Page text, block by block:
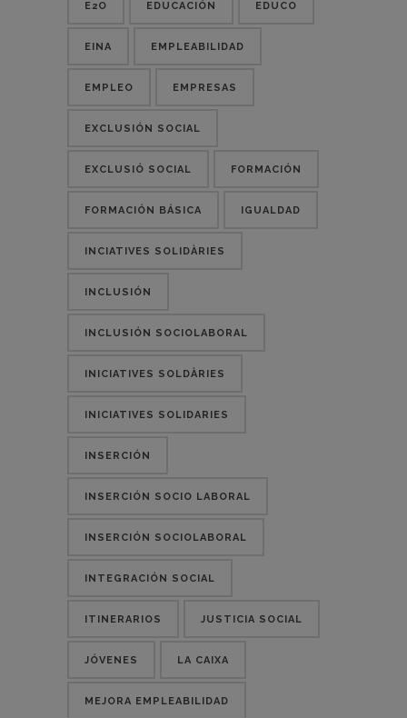
E2O EDUCACIÓN EDUCO
EINA EMPLEABILIDAD
EMPLEO EMPRESAS
EXCLUSIÓN SOCIAL
EXCLUSIÓ SOCIAL FORMACIÓN
FORMACIÓN BÁSICA IGUALDAD
INCIATIVES SOLIDÀRIES
INCLUSIÓN
INCLUSIÓN SOCIOLABORAL
INICIATIVES SOLDÀRIES
INICIATIVES SOLIDARIES
INSERCIÓN
INSERCIÓN SOCIO LABORAL
INSERCIÓN SOCIOLABORAL
INTEGRACIÓN SOCIAL
ITINERARIOS JUSTICIA SOCIAL
JÓVENES LA CAIXA
MEJORA EMPLEABILIDAD